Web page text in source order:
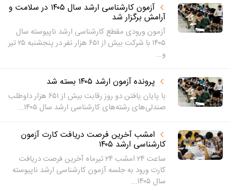
آزمون کارشناسی ارشد سال ۱۴۰۵ در سلامت و
آرامش برگزار شد
آزمون ورودی مقطع کارشناسی ارشد ناپیوسته سال
۱۴۰۵ با شرکت بیش از ۶۵۱ هزار نفر در پنجشنبه ۲۵ تیر
و...
پرونده آزمون ارشد ۱۴۰۵ بسته شد
با پایان یافتن دو روز رقابت بیش از ۶۵۱ هزار داوطلب
صندلی‌های رشته‌های کارشناسی ارشد سال ۱۴۰۵...
امشب آخرین فرصت دریافت کارت آزمون
کارشناسی ارشد ۱۴۰۵
ساعت ۲۴ امشب ۲۴ تیرماه آخرین فرصت دریافت
کارت ورود به جلسه آزمون کارشناسی ارشد ناپیوسته
سال ۱۴۰۵...